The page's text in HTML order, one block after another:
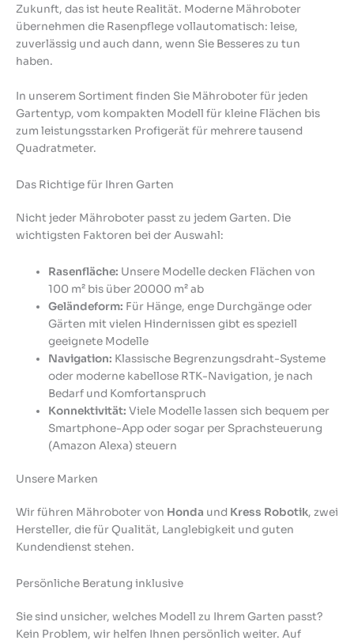
Zukunft, das ist heute Realität. Moderne Mähroboter
übernehmen die Rasenpflege vollautomatisch: leise,
zuverlässig und auch dann, wenn Sie Besseres zu tun
haben.
In unserem Sortiment finden Sie Mähroboter für jeden
Gartentyp, vom kompakten Modell für kleine Flächen bis
zum leistungsstarken Profigerät für mehrere tausend
Quadratmeter.
Das Richtige für Ihren Garten
Nicht jeder Mähroboter passt zu jedem Garten. Die
wichtigsten Faktoren bei der Auswahl:
Rasenfläche: Unsere Modelle decken Flächen von
100 m² bis über 20000 m² ab
Geländeform: Für Hänge, enge Durchgänge oder
Gärten mit vielen Hindernissen gibt es speziell
geeignete Modelle
Navigation: Klassische Begrenzungsdraht-Systeme
oder moderne kabellose RTK-Navigation, je nach
Bedarf und Komfortanspruch
Konnektivität: Viele Modelle lassen sich bequem per
Smartphone-App oder sogar per Sprachsteuerung
(Amazon Alexa) steuern
Unsere Marken
Wir führen Mähroboter von Honda und Kress Robotik, zwei
Hersteller, die für Qualität, Langlebigkeit und guten
Kundendienst stehen.
Persönliche Beratung inklusive
Sie sind unsicher, welches Modell zu Ihrem Garten passt?
Kein Problem, wir helfen Ihnen persönlich weiter. Auf